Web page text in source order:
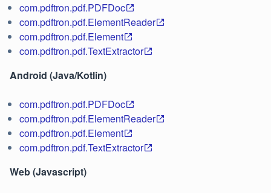
com.pdftron.pdf.PDFDoc
com.pdftron.pdf.ElementReader
com.pdftron.pdf.Element
com.pdftron.pdf.TextExtractor
Android (Java/Kotlin)
com.pdftron.pdf.PDFDoc
com.pdftron.pdf.ElementReader
com.pdftron.pdf.Element
com.pdftron.pdf.TextExtractor
Web (Javascript)